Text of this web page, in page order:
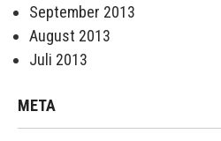
September 2013
August 2013
Juli 2013
META